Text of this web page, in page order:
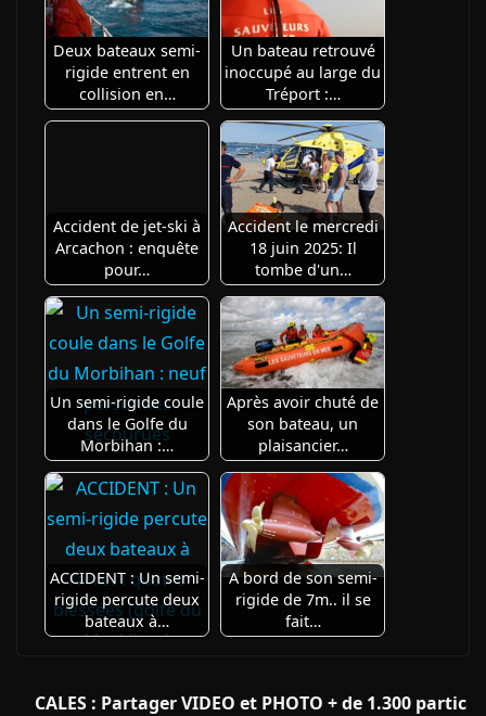
Deux bateaux semi-
rigide entrent en
collision en…
Un bateau retrouvé
inoccupé au large du
Tréport :…
Accident de jet-ski à
Arcachon : enquête
pour…
Accident le mercredi
18 juin 2025: Il
tombe d'un…
Un semi-rigide coule
dans le Golfe du
Morbihan :…
Après avoir chuté de
son bateau, un
plaisancier…
ACCIDENT : Un semi-
rigide percute deux
bateaux à…
A bord de son semi-
rigide de 7m.. il se
fait…
CALES : Partager VIDEO et PHOTO + de 1.300 partic